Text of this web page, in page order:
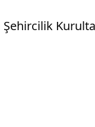
Şehircilik